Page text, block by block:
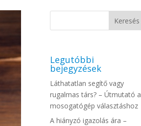
Legutóbbi
bejegyzések
Láthatatlan segítő vagy
rugalmas társ? – Útmutató a
mosogatógép választáshoz
A hiányzó igazolás ára –